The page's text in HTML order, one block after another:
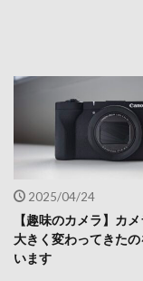
2025/04/24
【趣味のカメラ】カ
大きく変わってきた
います